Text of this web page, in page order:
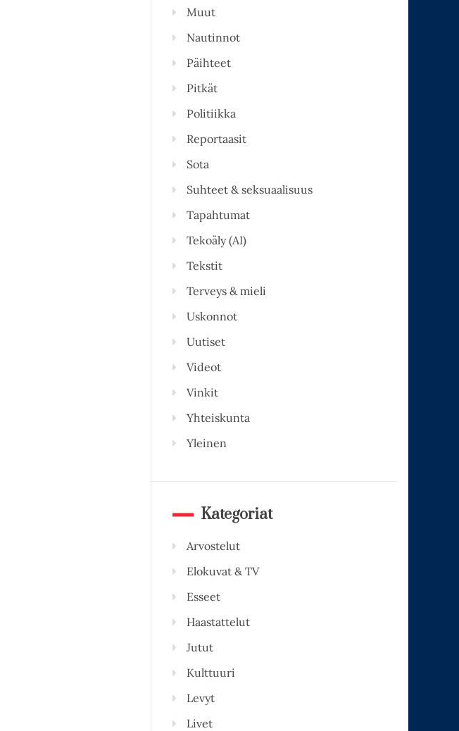
Muut
Nautinnot
Päihteet
Pitkät
Politiikka
Reportaasit
Sota
Suhteet & seksuaalisuus
Tapahtumat
Tekoäly (AI)
Tekstit
Terveys & mieli
Uskonnot
Uutiset
Videot
Vinkit
Yhteiskunta
Yleinen
Kategoriat
Arvostelut
Elokuvat & TV
Esseet
Haastattelut
Jutut
Kulttuuri
Levyt
Livet